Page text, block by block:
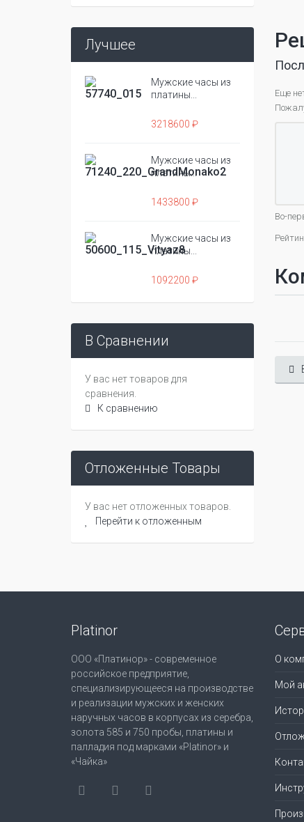
Лучшее
Мужские часы из
платины...
3218600 ₽
Мужские часы из
платины...
1433800 ₽
Мужские часы из
платины...
1092200 ₽
В Сравнении
У вас нет товаров для
сравнения.
К сравнению
Отложенные Товары
У вас нет отложенных товаров.
Перейти к отложенным
Еще
Во-
Platinor
ООО «Платинор» - современное
российское предприятие,
специализирующееся на производстве
и реализации мужских и женских
наручных часов в корпусах из серебра,
золота 585 и 750 пробы, платины и
палладия под марками «Platinor» и
«Чайка»
О
Мой